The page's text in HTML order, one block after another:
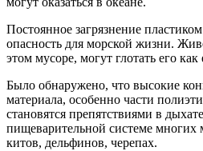
Постоянное загрязнение
опасность для морской жизни.
этом мусоре, могут глотать его как
Было обнаружено, что высокие
материала, особенно части
становятся препятствиями в
пищеварительной системе многих
китов, дельфинов, черепах.